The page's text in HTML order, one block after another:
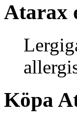
Atarax
Köpa